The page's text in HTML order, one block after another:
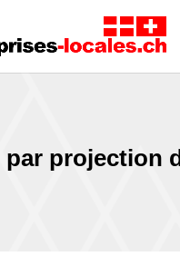
projection